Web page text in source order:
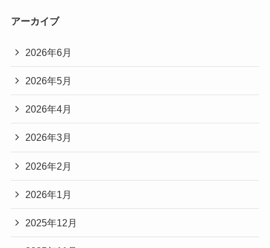
アーカイブ
2026年6月
2026年5月
2026年4月
2026年3月
2026年2月
2026年1月
2025年12月